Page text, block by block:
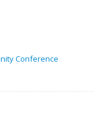
Conference